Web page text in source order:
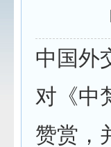
中国外
对《中
赞赏，